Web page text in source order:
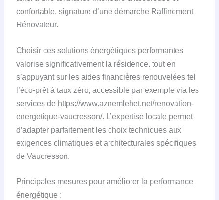
confortable, signature d’une démarche Raffinement
Rénovateur.
Choisir ces solutions énergétiques performantes
valorise significativement la résidence, tout en
s’appuyant sur les aides financières renouvelées tel
l’éco-prêt à taux zéro, accessible par exemple via les
services de https://www.aznemlehet.net/renovation-
energetique-vaucresson/. L’expertise locale permet
d’adapter parfaitement les choix techniques aux
exigences climatiques et architecturales spécifiques
de Vaucresson.
Principales mesures pour améliorer la performance
énergétique :